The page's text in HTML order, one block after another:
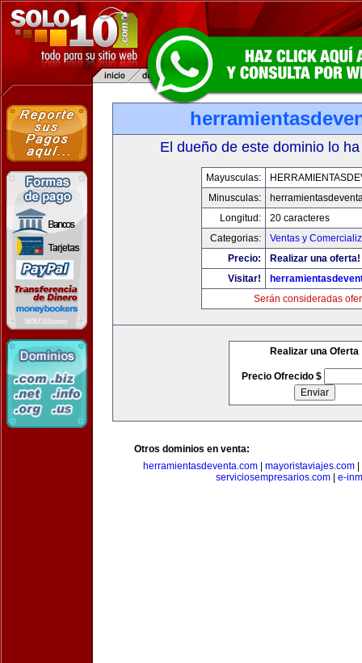
El dueño de este dominio lo
Mayusculas:
Minusculas:
Longitud:
20 caracteres
Categorias:
Ventas y
Precio:
Realizar una oferta!
Visitar!
Serán consideradas
Realizar una Oferta
Precio Ofrecido $
Otros dominios en venta:
herramientasdeventa.com| mayoristaviajes.com|
serviciosempresarios.com| e-